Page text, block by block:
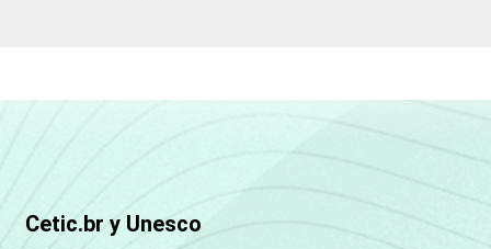
Cetic.br y Unesco